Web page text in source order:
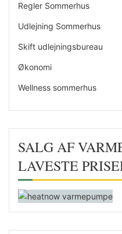
Regler Sommerhus
Udlejning Sommerhus
Skift udlejningsbureau
Økonomi
Wellness sommerhus
SALG AF
LAVESTE